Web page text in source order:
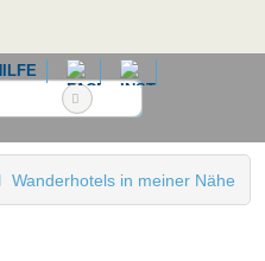
Wanderhotels in meiner Nähe